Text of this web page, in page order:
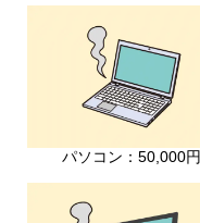
パソコン：50,000円